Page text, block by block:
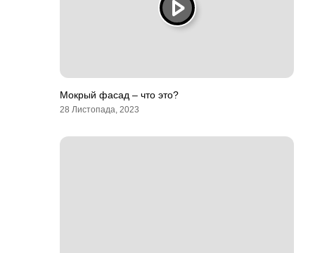
Мокрый фасад – что это?
28 Листопада, 2023